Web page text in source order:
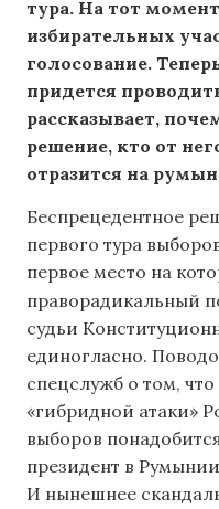
тура. На тот
избирательных
голосование.
придется
рассказывает,
решение, кто от
отразится на
Беспрецедентное
первого тура
первое место на
праворадикальный
судьи
единогласно.
спецслужб о том,
«гибридной атаки»
выборов
президент в
И нынешнее